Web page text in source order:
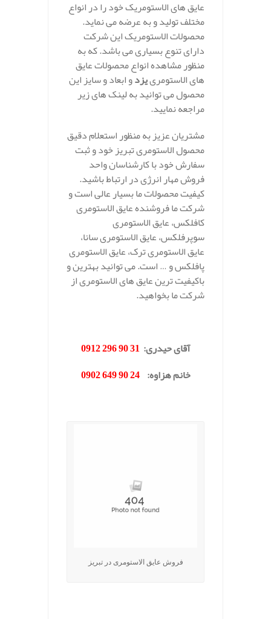
عایق های الاستومریک خود را در انواع
مختلف تولید و به عرضه می نماید.
محصولات الاستومریک این شرکت
دارای تنوع بسیاری می باشد. که به
منظور مشاهده انواع محصولات عایق
های الاستومرییزدو ابعاد و سایز این
محصول می توانید به لینک های زیر
مراجعه نمایید.
مشتریان عزیز به منظور استعلام دقیق
محصول الاستومری تبریز خود و ثبت
سفارش خود با کارشناسان واحد
فروش مهار انرژی در ارتباط باشید.
کیفیت محصولات ما بسیار عالی است و
شرکت ما فروشنده عایق الاستومری
کافلکس، عایق الاستومری
سوپرفلکس، عایق الاستومری سانا،
عایق الاستومری ترک، عایق الاستومری
پافلکس و … است. می توانید بهترین و
باکیفیت ترین عایق های الاستومری از
شرکت ما بخواهید.
آقای حیدری:
31 90 296 0912
خانم هزاوه:
24 90 649 0902
فروش عایق الاستومری در تبریز